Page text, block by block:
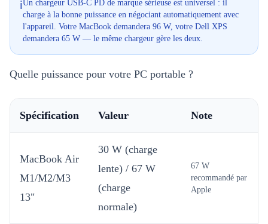
ℹ️Un chargeur USB-C PD de marque sérieuse est universel : il
charge à la bonne puissance en négociant automatiquement avec
l'appareil. Votre MacBook demandera 96 W, votre Dell XPS
demandera 65 W — le même chargeur gère les deux.
Quelle puissance pour votre PC portable ?
Spécification Valeur Note
MacBook Air
M1/M2/M3
13"
30 W (charge
lente) / 67 W
(charge
normale)
67 W
recommandé par
Apple